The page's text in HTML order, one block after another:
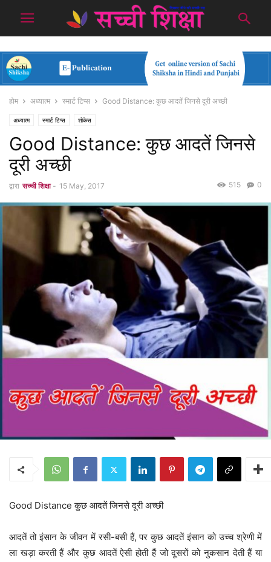
होम अध्यात्म स्मार्ट टिप्स Good Distance: कुछ आदतें जिनसे दूरी अच्छी
अध्यात्म स्मार्ट टिप्स शोकेस
Good Distance: कुछ आदतें जिनसे
दूरी अच्छी
द्वारा सच्ची शिक्षा - 15 May, 2017 0
515
Good Distance कुछ आदतें जिनसे दूरी अच्छी
आदतें तो इंसान के जीवन में रसी-बसी हैं, पर कुछ आदतें इंसान को उच्च श्रेणी में
ला खड़ा करती हैं और कुछ आदतें ऐसी होती हैं जो दूसरों को नुकसान देती हैं या